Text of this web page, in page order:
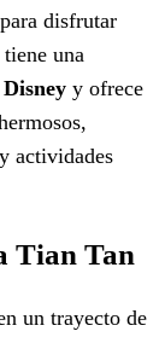
disfrutar
una
y ofrece
actividades
Tian Tan
un trayecto de